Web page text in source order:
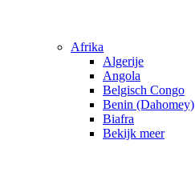
Afrika
Algerije
Angola
Belgisch Congo
Benin (Dahomey)
Biafra
Bekijk meer